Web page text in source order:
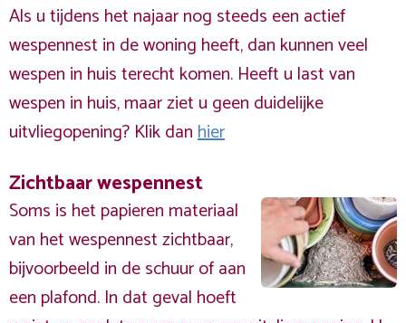
Als u tijdens het najaar nog steeds een actief
wespennest in de woning heeft, dan kunnen veel
wespen in huis terecht komen. Heeft u last van
wespen in huis, maar ziet u geen duidelijke
uitvliegopening? Klik danhier
Zichtbaar wespennest
Soms is het papieren materiaal
van het wespennest zichtbaar,
bijvoorbeeld in de schuur of aan
een plafond. In dat geval hoeft